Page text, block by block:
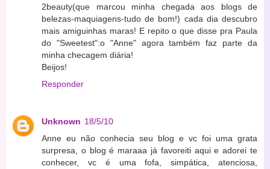
2beauty(que marcou minha chegada aos blogs de
belezas-maquiagens-tudo de bom!) cada dia descubro
mais amiguinhas maras! E repito o que disse pra Paula
do "Sweetest":o "Anne" agora também faz parte da
minha checagem diária!
Beijos!
Responder
Unknown 18/5/10
Anne eu não conhecia seu blog e vc foi uma grata
surpresa, o blog é maraaa já favoreiti aqui e adorei te
conhecer, vc é uma fofa, simpática, atenciosa,